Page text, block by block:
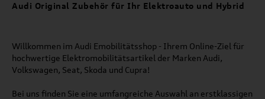
Audi Original Zubehör für Ihr Elektroauto und Hybrid
Willkommen im Audi Emobilitätsshop - Ihrem Online-Ziel für
hochwertige Elektromobilitätsartikel der Marken Audi,
Volkswagen, Seat, Skoda und Cupra!
Bei uns finden Sie eine umfangreiche Auswahl an erstklassigen